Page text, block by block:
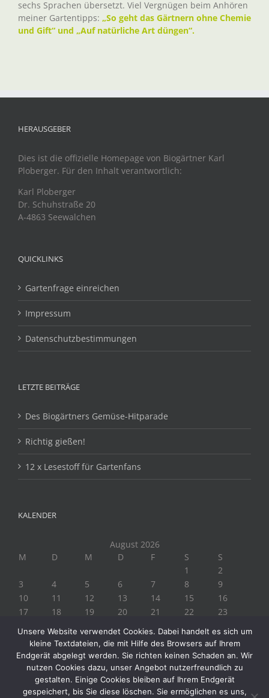
sechs Sprachen übersetzt. Viel Vergnügen beim Anhören
meiner Gartentipps: „So geht das Gärtnern ohne Chemie
und Gift“ und „Auf natürliche Art düngen“.
HERAUSGEBER
Dies ist die offizielle Homepage von Biogärtner Karl
Ploberger. Für den Inhalt verantwortlich:
Karl Ploberger
Dr. Schuhstraße 20
A-4863 Seewalchen
QUICKLINKS
Gartenfrage einreichen
Impressum
Datenschutzbestimmungen
LETZTE BEITRÄGE
Des Biogärtners Gemüse-Hitparade
Richtig gießen!
12 x Lesestoff für Gartenfans
KALENDER
August 2026
M
D M D F S
S
1
2
3
4 5 6 7 8
9
10
11 12 13 14 15
16
17
18 19 20 21 22
23
« Juli
Unsere Website verwendet Cookies. Dabei handelt es sich um
kleine Textdateien, die mit Hilfe des Browsers auf Ihrem
Endgerät abgelegt werden. Sie richten keinen Schaden an. Wir
nutzen Cookies dazu, unser Angebot nutzerfreundlich zu
gestalten. Einige Cookies bleiben auf Ihrem Endgerät
gespeichert, bis Sie diese löschen. Sie ermöglichen es uns,